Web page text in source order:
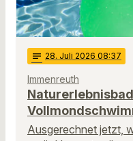
notes 28. Juli 2026 08:37
Immenreuth
Ausgerechnet jetzt,